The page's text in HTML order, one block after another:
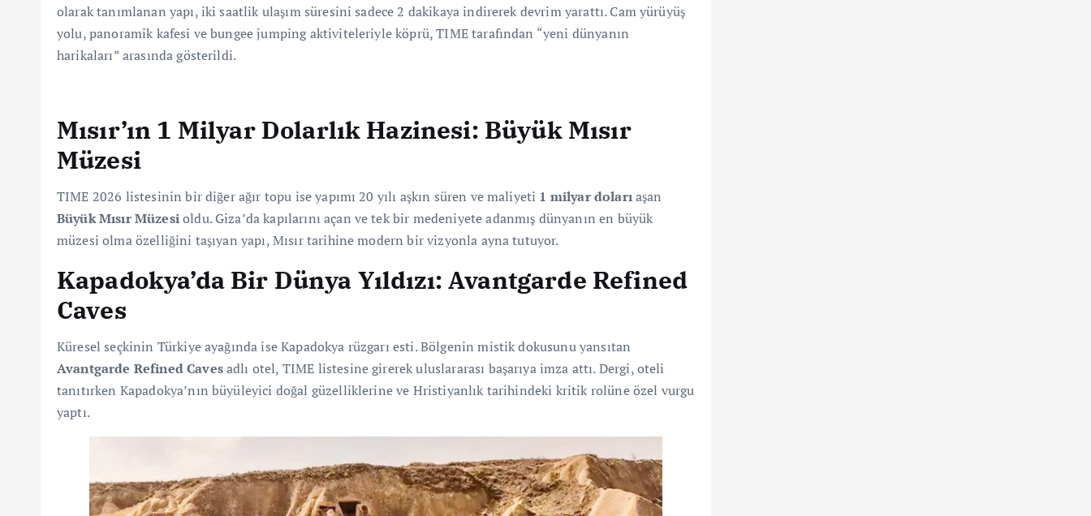
olarak tanımlanan yapı, iki saatlik ulaşım süresini sadece 2 dakikaya indirerek devrim yarattı. Cam yürüyüş
yolu, panoramik kafesi ve bungee jumping aktiviteleriyle köprü, TIME tarafından “yeni dünyanın
harikaları” arasında gösterildi.
Mısır’ın 1 Milyar Dolarlık Hazinesi: Büyük Mısır
Müzesi
TIME 2026 listesinin bir diğer ağır topu ise yapımı 20 yılı aşkın süren ve maliyeti 1 milyar dolarıaşan
Büyük Mısır Müzesioldu. Giza’da kapılarını açan ve tek bir medeniyete adanmış dünyanın en büyük
müzesi olma özelliğini taşıyan yapı, Mısır tarihine modern bir vizyonla ayna tutuyor.
Kapadokya’da Bir Dünya Yıldızı: Avantgarde Refined
Caves
Küresel seçkinin Türkiye ayağında ise Kapadokya rüzgarı esti. Bölgenin mistik dokusunu yansıtan
Avantgarde Refined Cavesadlı otel, TIME listesine girerek uluslararası başarıya imza attı. Dergi, oteli
tanıtırken Kapadokya’nın büyüleyici doğal güzelliklerine ve Hristiyanlık tarihindeki kritik rolüne özel vurgu
yaptı.